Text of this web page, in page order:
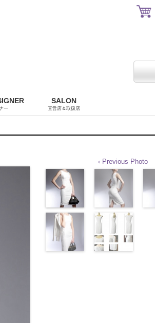
ー
SALON
直営店＆取扱店
‹ Previous Photo